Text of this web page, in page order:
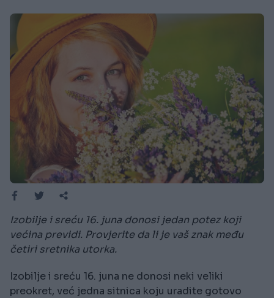
Izobilje i sreću 16. juna donosi jedan potez koji
većina previdi. Provjerite da li je vaš znak među
četiri sretnika utorka.
Izobilje i sreću 16. juna ne donosi neki veliki
preokret, već jedna sitnica koju uradite gotovo